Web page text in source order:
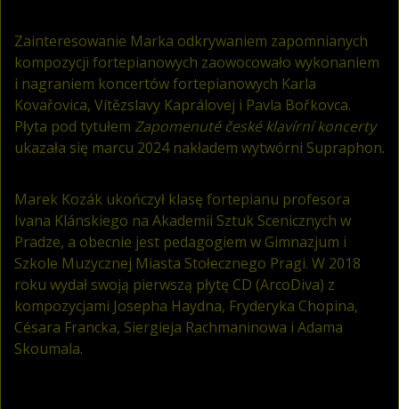
Zainteresowanie Marka odkrywaniem zapomnianych
kompozycji fortepianowych zaowocowało wykonaniem
i nagraniem koncertów fortepianowych Karla
Kovařovica, Vítězslavy Kaprálovej i Pavla Bořkovca.
Płyta pod tytułem Zapomenuté české klavírní koncerty
ukazała się marcu 2024 nakładem wytwórni Supraphon.
Marek Kozák ukończył klasę fortepianu profesora
Ivana Klánskiego na Akademii Sztuk Scenicznych w
Pradze, a obecnie jest pedagogiem w Gimnazjum i
Szkole Muzycznej Miasta Stołecznego Pragi. W 2018
roku wydał swoją pierwszą płytę CD (ArcoDiva) z
kompozycjami Josepha Haydna, Fryderyka Chopina,
Césara Francka, Siergieja Rachmaninowa i Adama
Skoumala.